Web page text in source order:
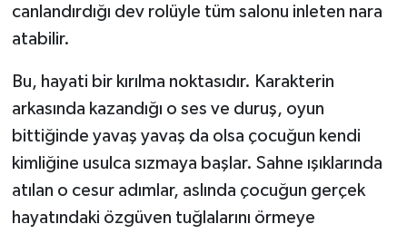
canlandırdığı dev rolüyle tüm salonu inleten nara
atabilir.
Bu, hayati bir kırılma noktasıdır. Karakterin
arkasında kazandığı o ses ve duruş, oyun
bittiğinde yavaş yavaş da olsa çocuğun kendi
kimliğine usulca sızmaya başlar. Sahne ışıklarında
atılan o cesur adımlar, aslında çocuğun gerçek
hayatındaki özgüven tuğlalarını örmeye